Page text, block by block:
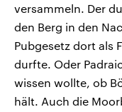
versammeln. Der
den Berg in den
Pubgesetz dort als
durfte. Oder
wissen wollte, ob
hält. Auch die